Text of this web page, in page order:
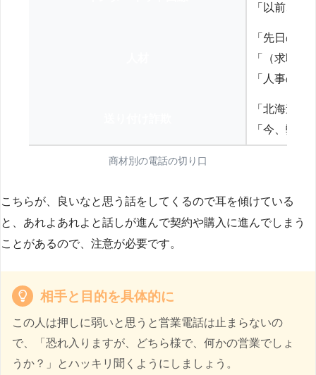
「以前、
「先日の
「（求職
「人事の方
「北海道
「今、弊
商材別の電話の切り口
こちらが、良いなと思う話をしてくるので耳を傾けている
と、あれよあれよと話しが進んで契約や購入に進んでしまう
ことがあるので、注意が必要です。
相手と目的を具体的に
この人は押しに弱いと思うと営業電話は止まらないの
で、「恐れ入りますが、どちら様で、何かの営業でしょ
うか？」とハッキリ聞くようにしましょう。